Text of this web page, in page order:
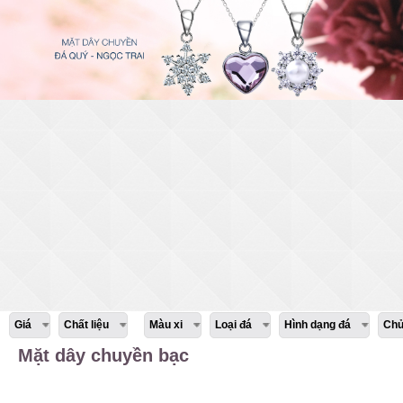
Giá Chất liệu Màu xi Loại đá Hình dạng đá
Mặt dây chuyền bạc